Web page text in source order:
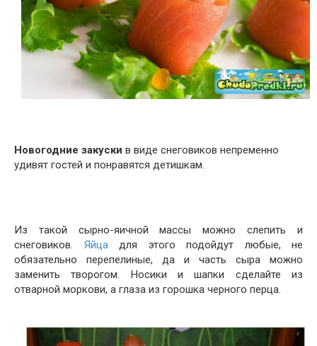
Новогодние закуски в виде снеговиков непременно
удивят гостей и понравятся детишкам.
Из такой сырно-яичной массы можно слепить и
снеговиков. Яйца для этого подойдут любые, не
обязательно перепелиные, да и часть сыра можно
заменить творогом. Носики и шапки сделайте из
отварной моркови, а глаза из горошка черного перца.